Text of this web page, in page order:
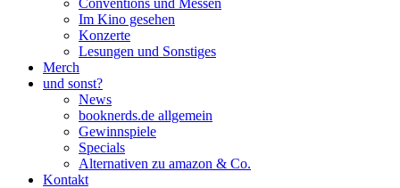
Conventions und Messen
Im Kino gesehen
Konzerte
Lesungen und Sonstiges
Merch
und sonst?
News
booknerds.de allgemein
Gewinnspiele
Specials
Alternativen zu amazon & Co.
Kontakt